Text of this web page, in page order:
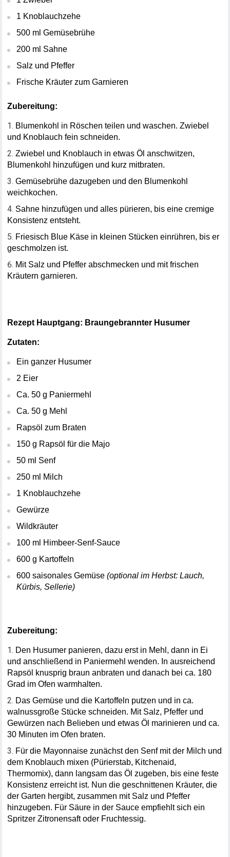
1 Knoblauchzehe
500 ml Gemüsebrühe
200 ml Sahne
Salz und Pfeffer
Frische Kräuter zum Garnieren
Zubereitung:
Blumenkohl in Röschen teilen und waschen. Zwiebel
und Knoblauch fein schneiden.
Zwiebel und Knoblauch in etwas Öl anschwitzen,
Blumenkohl hinzufügen und kurz mitbraten.
Gemüsebrühe dazugeben und den Blumenkohl
weichkochen.
Sahne hinzufügen und alles pürieren, bis eine cremige
Konsistenz entsteht.
Friesisch Blue Käse in kleinen Stücken einrühren, bis er
geschmolzen ist.
Mit Salz und Pfeffer abschmecken und mit frischen
Kräutern garnieren.
Rezept Hauptgang: Braungebrannter Husumer
Zutaten:
Ein ganzer Husumer
2 Eier
Ca. 50 g Paniermehl
Ca. 50 g Mehl
Rapsöl zum Braten
150 g Rapsöl für die Majo
50 ml Senf
250 ml Milch
1 Knoblauchzehe
Gewürze
Wildkräuter
100 ml Himbeer-Senf-Sauce
600 g Kartoffeln
600 saisonales Gemüse (optional im Herbst: Lauch,
Kürbis, Sellerie)
Zubereitung:
Den Husumer panieren, dazu erst in Mehl, dann in Ei
und anschließend in Paniermehl wenden. In ausreichend
Rapsöl knusprig braun anbraten und danach bei ca. 180
Grad im Ofen warmhalten.
Das Gemüse und die Kartoffeln putzen und in ca.
walnussgroße Stücke schneiden. Mit Salz, Pfeffer und
Gewürzen nach Belieben und etwas Öl marinieren und ca.
30 Minuten im Ofen braten.
Für die Mayonnaise zunächst den Senf mit der Milch und
dem Knoblauch mixen (Pürierstab, Kitchenaid,
Thermomix), dann langsam das Öl zugeben, bis eine feste
Konsistenz erreicht ist. Nun die geschnittenen Kräuter, die
der Garten hergibt, zusammen mit Salz und Pfeffer
hinzugeben. Für Säure in der Sauce empfiehlt sich ein
Spritzer Zitronensaft oder Fruchtessig.